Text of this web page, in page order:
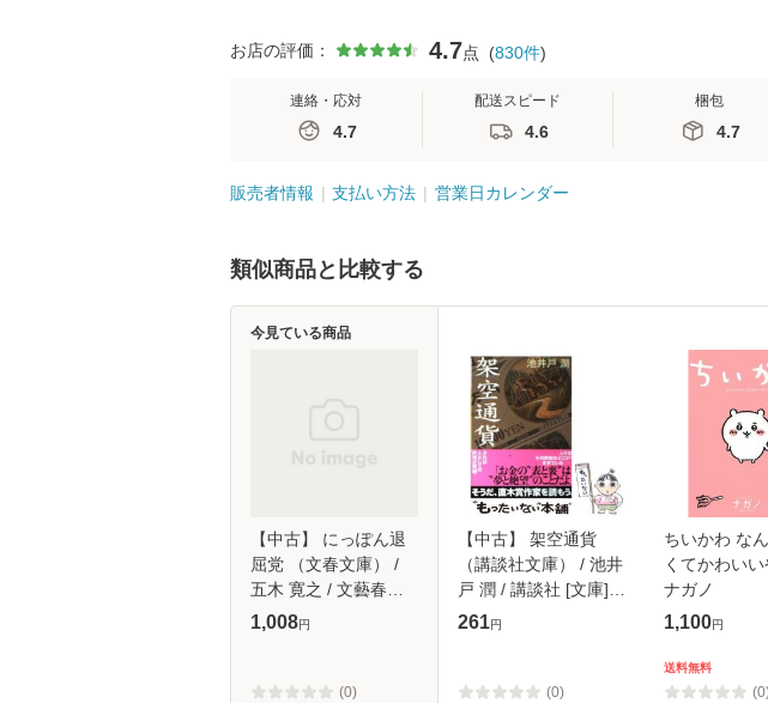
お店の評価： 4.7点 (830件)
連絡・応対
4.7
配送スピード
4.6
梱包
4.7
販売者情報 支払い方法 営業日カレンダー
類似商品と比較する
【中古】 にっぽん退
屈党 （文春文庫） /
五木 寛之 / 文藝春秋
[文庫]【メール便送料
1,008円
(0)
今見ている商品
【中古】 架空通貨
（講談社文庫） / 池井
戸 潤 / 講談社 [文庫]
【メール便送料無料】
261円
(0)
ちいかわ な
くてかわい
ナガノ
1,100円
送料無料